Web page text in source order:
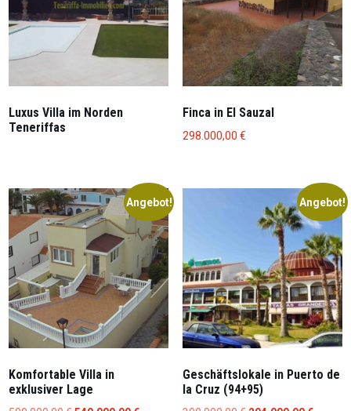
Luxus Villa im Norden
Teneriffas
Finca in El Sauzal
298.000,00 €
Angebot!
Komfortable Villa in
exklusiver Lage
Angebot!
Geschäftslokale in Puerto de
la Cruz (94+95)